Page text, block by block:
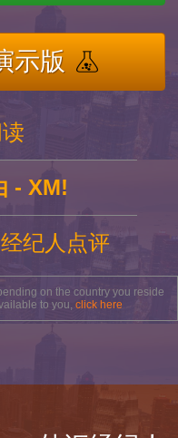
示版
- XM!
纪人点评
on the country you reside
to you, click here